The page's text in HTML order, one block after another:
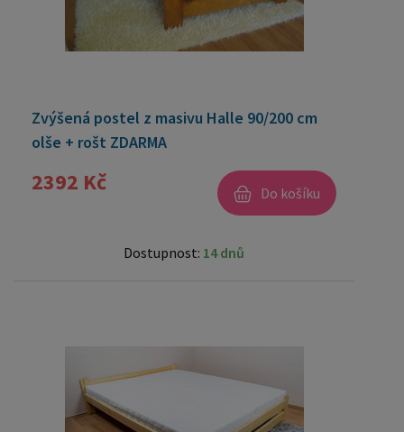
Zvýšená postel z masivu Halle 90/200 cm
olše + rošt ZDARMA
2392 Kč Do košíku
Dostupnost: 14 dnů